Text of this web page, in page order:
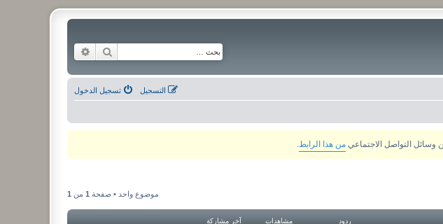
بحث
تسجيل الدخول التسجيل
من هذا الرابط
موضوع واحد • صفحة 1 من 1
ردود مشاهدات آخر مشاركة